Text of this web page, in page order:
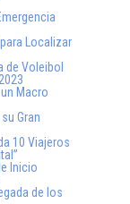
Localizar
de Voleibol
Macro
Gran
10 Viajeros
Inicio
de los